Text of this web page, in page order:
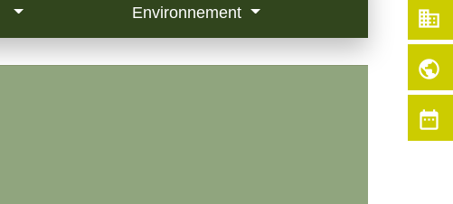
Environnement
business
public
date_range